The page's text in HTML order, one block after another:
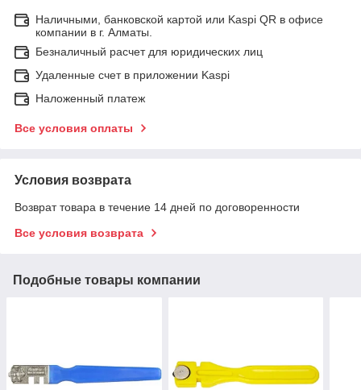
Наличными, банковской картой или Kaspi QR в офисе
компании в г. Алматы.
Безналичный расчет для юридических лиц
Удаленные счет в приложении Kaspi
Наложенный платеж
Все условия оплаты
Условия возврата
Возврат товара в течение 14 дней по договоренности
Все условия возврата
Подобные товары компании